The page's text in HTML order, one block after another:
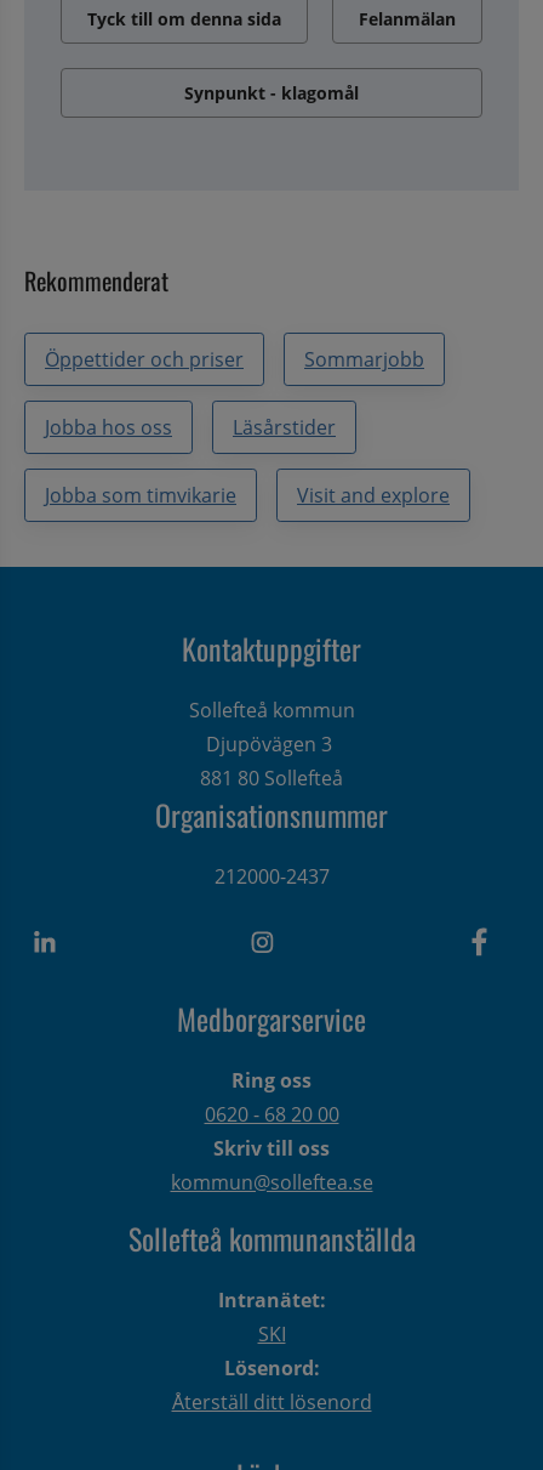
Tyck till om denna sida Felanmälan
Synpunkt - klagomål
Rekommenderat
Öppettider och priser Sommarjobb
Jobba hos oss Läsårstider
Jobba som timvikarie Visit and explore
Kontaktuppgifter
Sollefteå kommun
Djupövägen 3
881 80 Sollefteå
Organisationsnummer
212000-2437
Medborgarservice
Ring oss
0620 - 68 20 00
Skriv till oss
kommun@solleftea.se
Sollefteå kommunanställda
Intranätet:
SKI
Lösenord:
Återställ ditt lösenord